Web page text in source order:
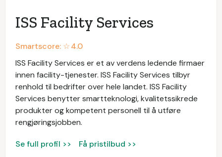
ISS Facility Services
Smartscore: ☆4.0
ISS Facility Services er et av verdens ledende firmaer
innen facility-tjenester. ISS Facility Services tilbyr
renhold til bedrifter over hele landet. ISS Facility
Services benytter smartteknologi, kvalitetssikrede
produkter og kompetent personell til å utføre
rengjøringsjobben.
Se full profil >> Få pristilbud >>